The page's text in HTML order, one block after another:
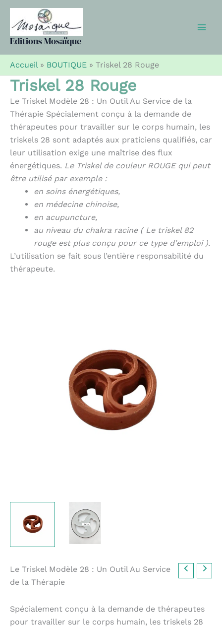
Aller
contenu
Editions Mosaïque
Accueil» BOUTIQUE » Triskel 28 Rouge
Triskel 28 Rouge
Le Triskel Modèle 28 : Un Outil Au Service de la
Thérapie Spécialement conçu à la demande de
thérapeutes pour travailler sur le corps humain, les
triskels 28 sont adaptés aux praticiens qualifiés, car
leur utilisation exige une maîtrise des flux
énergétiques. Le Triskel de couleur ROUGE qui peut
être utilisé par exemple :
en soins énergétiques,
en médecine chinoise,
en acupuncture,
au niveau du chakra racine ( Le triskel 82
rouge est plus conçu pour ce type d'emploi ).
L’utilisation se fait sous l’entière responsabilité du
thérapeute.
Le Triskel Modèle 28 : Un Outil Au Service
de la Thérapie
Spécialement conçu à la demande de thérapeutes
pour travailler sur le corps humain, les triskels 28